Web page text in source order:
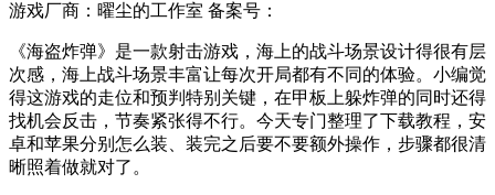
游戏厂商：曜尘的工作室 备案号：
《海盗炸弹》是一款射击游戏，海上的战斗场景设计得很有层
次感，海上战斗场景丰富让每次开局都有不同的体验。小编觉
得这游戏的走位和预判特别关键，在甲板上躲炸弹的同时还得
找机会反击，节奏紧张得不行。今天专门整理了下载教程，安
卓和苹果分别怎么装、装完之后要不要额外操作，步骤都很清
晰照着做就对了。